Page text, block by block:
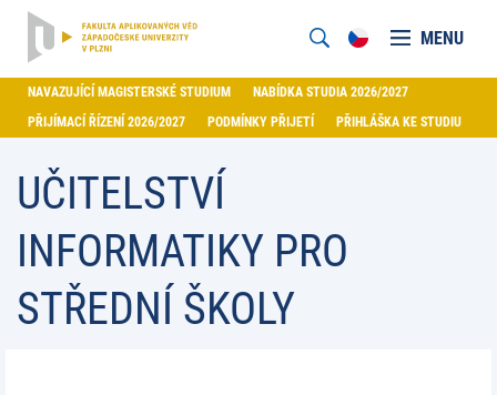
MENU
NAVAZUJÍCÍ MAGISTERSKÉ STUDIUM
NABÍDKA STUDIA 2026/2027
PŘIJÍMACÍ ŘÍZENÍ 2026/2027
PODMÍNKY PŘIJETÍ PŘIHLÁŠKA KE STUDIU
UČITELSTVÍ
INFORMATIKY PRO
STŘEDNÍ ŠKOLY